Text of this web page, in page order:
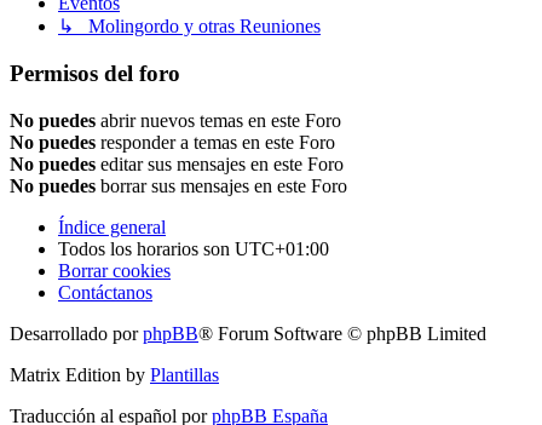
↳ Molingordo y otras Reuniones
Permisos del foro
No puedes abrir nuevos temas en este Foro
No puedes responder a temas en este Foro
No puedes editar sus mensajes en este Foro
No puedes borrar sus mensajes en este Foro
Índice general
Todos los horarios son UTC+01:00
Borrar cookies
Contáctanos
Desarrollado porphpBB® Forum Software © phpBB Limited
Matrix Edition by Plantillas
Traducción al español porphpBB España